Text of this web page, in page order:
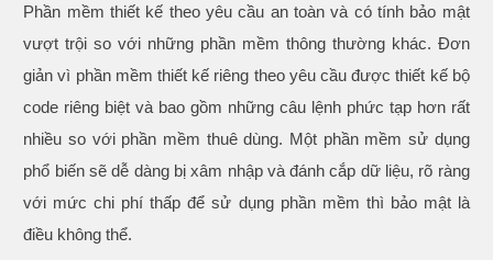
Phần mềm thiết kế theo yêu cầu an toàn và có tính bảo mật
vượt trội so với những phần mềm thông thường khác. Đơn
giản vì phần mềm thiết kế riêng theo yêu cầu được thiết kế bộ
code riêng biệt và bao gồm những câu lệnh phức tạp hơn rất
nhiều so với phần mềm thuê dùng. Một phần mềm sử dụng
phổ biến sẽ dễ dàng bị xâm nhập và đánh cắp dữ liệu, rõ ràng
với mức chi phí thấp để sử dụng phần mềm thì bảo mật là
điều không thể.